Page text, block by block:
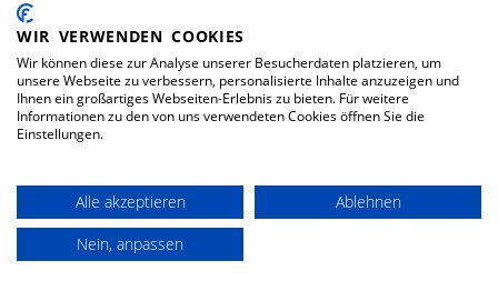
LEGAL
DOWNLOADS
© 2026 Spilag AG
WIR VERWENDEN COOKIES
Wir können diese zur Analyse unserer Besucherdaten platzieren, um
unsere Webseite zu verbessern, personalisierte Inhalte anzuzeigen und
Ihnen ein großartiges Webseiten-Erlebnis zu bieten. Für weitere
Informationen zu den von uns verwendeten Cookies öffnen Sie die
Einstellungen.
Alle akzeptieren
Ablehnen
Nein, anpassen